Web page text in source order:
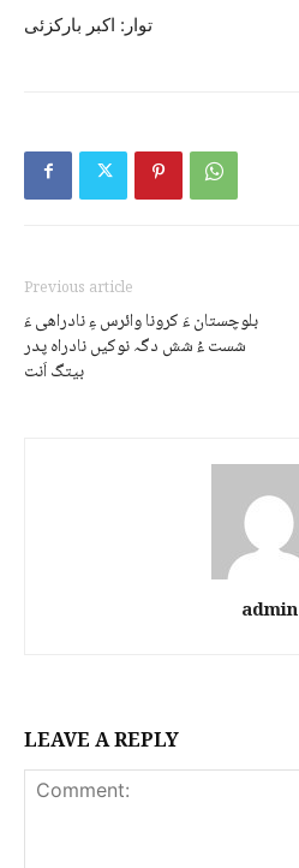
توار: اکبر بارکزئی
Previous article
بلوچستان ءَ کرونا وائرس ءِ نادراھی ءَ
شست ءُ شش دگہ نوکیں نادراہ پدر
بیتگ اَنت
admin
LEAVE A REPLY